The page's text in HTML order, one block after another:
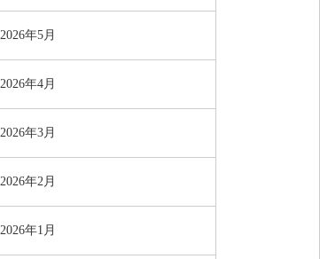
2026年5月
2026年4月
2026年3月
2026年2月
2026年1月